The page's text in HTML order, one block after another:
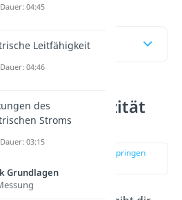
Inhaltsübersicht
Kapazität
erklärt
zur Stelle im Video springen
04:45
Leitfähigkeit
04:46
des
Stroms
03:15
Grundlagen